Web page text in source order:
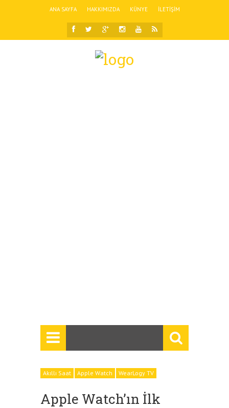
ANA SAYFA HAKKIMIZDA KÜNYE İLETIŞIM
Akıllı Saat Apple Watch WearLogy TV
Apple Watch’ın İlk